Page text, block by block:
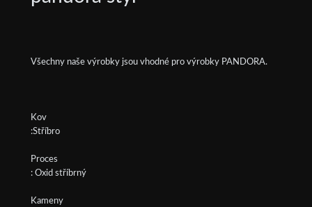
Všechny naše výrobky jsou vhodné pro výrobky PANDORA.
Kov
:Stříbro
Proces
: Oxid stříbrný
Kameny